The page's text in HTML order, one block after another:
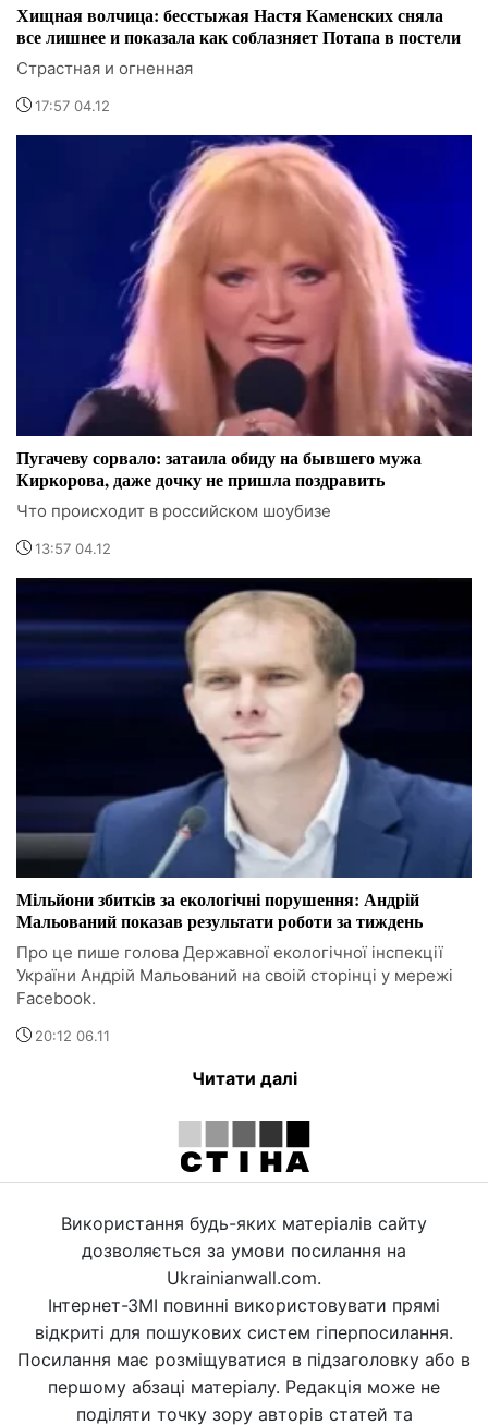
Хищная волчица: бесстыжая Настя Каменских сняла
все лишнее и показала как соблазняет Потапа в постели
Страстная и огненная
17:57 04.12
Пугачеву сорвало: затаила обиду на бывшего мужа
Киркорова, даже дочку не пришла поздравить
Что происходит в российском шоубизе
13:57 04.12
Мільйони збитків за екологічні порушення: Андрій
Мальований показав результати роботи за тиждень
Про це пише голова Державної екологічної інспекції
України Андрій Мальований на своій сторінці у мережі
Facebook.
20:12 06.11
Читати далі
Використання будь-яких матеріалів сайту
дозволяється за умови посилання на
Ukrainianwall.com.
Інтернет-ЗМІ повинні використовувати прямі
відкриті для пошукових систем гіперпосилання.
Посилання має розміщуватися в підзаголовку або в
першому абзаці матеріалу. Редакція може не
поділяти точку зору авторів статей та